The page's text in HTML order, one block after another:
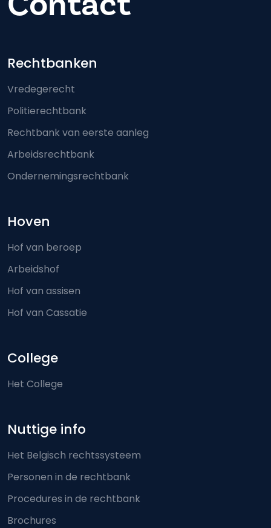
Footer-menu
Rechtbanken
Vredegerecht
Politierechtbank
Rechtbank van eerste aanleg
Arbeidsrechtbank
Ondernemingsrechtbank
Hoven
Hof van beroep
Arbeidshof
Hof van assisen
Hof van Cassatie
College
Het College
Nuttige info
Het Belgisch rechtssysteem
Personen in de rechtbank
Procedures in de rechtbank
Brochures